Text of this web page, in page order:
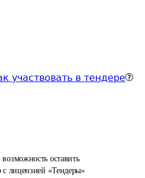
участвовать в тендере
оставить
с лицензией «Тендеры»